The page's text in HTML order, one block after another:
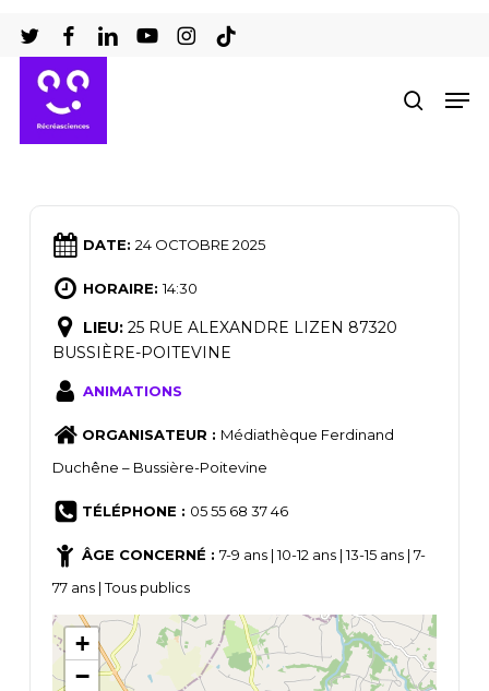
au
contenu
principal
DATE: 24 OCTOBRE 2025
HORAIRE:14:30
LIEU: 25 RUE ALEXANDRE LIZEN 87320
BUSSIÈRE-POITEVINE
ANIMATIONS
ORGANISATEUR : Médiathèque Ferdinand
Duchêne – Bussière-Poitevine
TÉLÉPHONE : 05 55 68 37 46
ÂGE CONCERNÉ : 7-9 ans | 10-12 ans | 13-15 ans | 7-
77 ans | Tous publics
+
−
le